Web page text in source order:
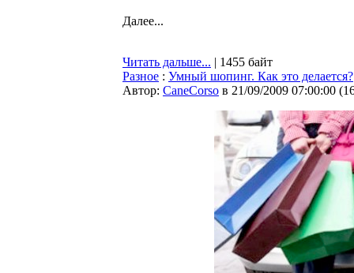
Далее...
Читать дальше... | 1455 байт
Разное : Умный шопинг. Как это делается?
Автор: CaneCorso в 21/09/2009 07:00:00 (